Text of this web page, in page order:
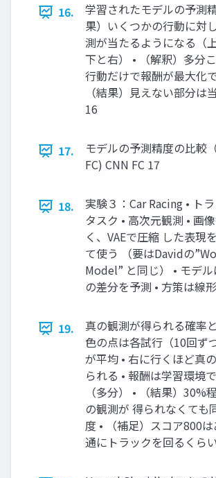
16.
学習されたモデルの予測
果）いくつかの行動に対
測が当たるようになる（
下と右） • （解釈）多分
行動だけで報酬が最大化
（結果）見えない部分は
16
17.
モデルの予測精度の比較
FC) CNN FC 17
18.
実験３：Car Racing • ト
タスク • 高次元観測 • 画
く、VAEで圧縮 した表現
て使う （要はDavidの
Model” と同じ） • モデ
の差分を予測 • 方策は線
19.
真の観測が得られる確率
色の点は各試行（10回ず
が平均 • 右に行くほど真
られる • 報酬は学習環境
（多分） • （結果）30%
の観測が 得られなくても
度 • （補足）スコア800
通にトラックを回るくら